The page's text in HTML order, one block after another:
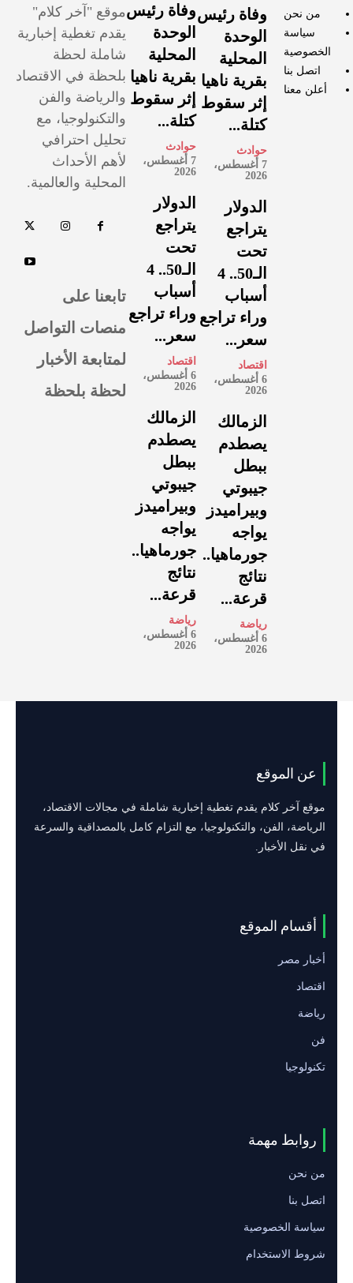
من نحن
سياسة
الخصوصية
اتصل بنا
أعلن معنا
وفاة رئيس
الوحدة
المحلية
بقرية ناهيا
إثر سقوط
كتلة...
حوادث
7 أغسطس،
2026
الدولار
يتراجع
تحت
الـ50.. 4
أسباب
وراء تراجع
سعر...
اقتصاد
6 أغسطس،
2026
الزمالك
يصطدم
ببطل
جيبوتي
وبيراميدز
يواجه
جورماهيا..
نتائج
قرعة...
رياضة
6 أغسطس،
2026
وفاة رئيس
الوحدة
المحلية
بقرية ناهيا
إثر سقوط
كتلة...
حوادث
7 أغسطس،
2026
الدولار
يتراجع
تحت
الـ50.. 4
أسباب
وراء تراجع
سعر...
اقتصاد
6 أغسطس،
2026
الزمالك
يصطدم
ببطل
جيبوتي
وبيراميدز
يواجه
جورماهيا..
نتائج
قرعة...
رياضة
6 أغسطس،
2026
موقع "آخر كلام"
يقدم تغطية إخبارية
شاملة لحظة
بلحظة في الاقتصاد
والرياضة والفن
والتكنولوجيا، مع
تحليل احترافي
لأهم الأحداث
المحلية والعالمية.
تابعنا على
منصات التواصل
لمتابعة الأخبار
لحظة بلحظة
عن الموقع
موقع آخر كلام يقدم تغطية إخبارية شاملة في مجالات الاقتصاد،
الرياضة، الفن، والتكنولوجيا، مع التزام كامل بالمصداقية والسرعة
في نقل الأخبار.
أقسام الموقع
أخبار مصر
اقتصاد
رياضة
فن
تكنولوجيا
روابط مهمة
من نحن
اتصل بنا
سياسة الخصوصية
شروط الاستخدام